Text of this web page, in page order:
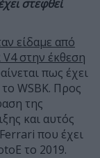
στεφθεί
είδαμε από
στην έκθεση
πως έχει
WSBK. Προς
της
και αυτός
που έχει
το 2019.